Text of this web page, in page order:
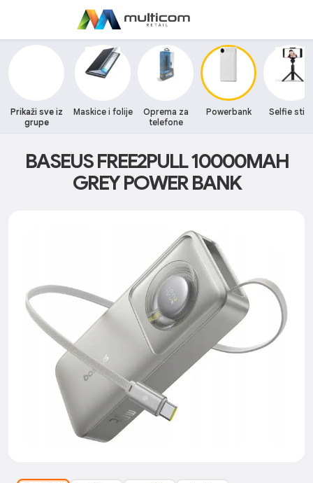
Prikaži sve iz
grupe
Maskice i folije
Oprema za
telefone
Powerbank Selfie stick
BASEUS FREE2PULL 10000MAH
GREY POWER BANK